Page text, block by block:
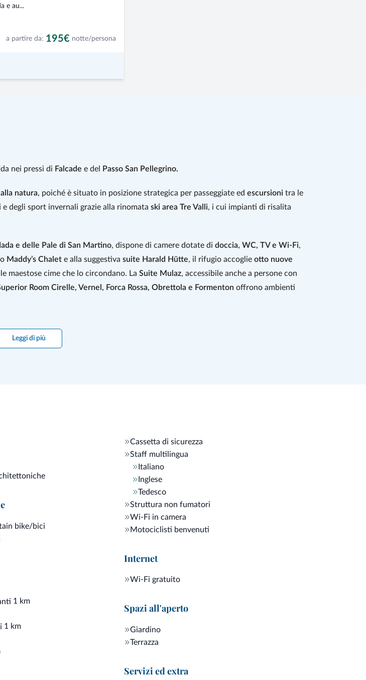
e au...
a partire da: 195€ notte/persona
nei pressi di Falcade e del Passo San Pellegrino.
natura, poiché è situato in posizione strategica per passeggiate ed escursioni tra le
degli sport invernali grazie alla rinomata ski area Tre Valli, i cui impianti di risalita
e delle Pale di San Martino, dispone di camere dotate di doccia, WC, TV e Wi-Fi,
Maddy’s Chalet e alla suggestiva suite Harald Hütte, il rifugio accoglie otto nuove
maestose cime che lo circondano. La Suite Mulaz, accessibile anche a persone con
Room Cirelle, Vernel, Forca Rossa, Obrettola e Formenton offrono ambienti
allenarsi in quota, il rifugio offre la
artigianali che valorizzano la genuinità dei prodotti. Il
al relax anche negli accoglienti spazi comuni tra cui il bar, la sala da pranzo e
Leggi di più
bike/bici
1 km
1 km
Cassetta di sicurezza
Staff multilingua
Italiano
Inglese
Tedesco
Struttura non fumatori
Wi-Fi in camera
Motociclisti benvenuti
Internet
Wi-Fi gratuito
Spazi all'aperto
Giardino
Terrazza
Servizi ed extra